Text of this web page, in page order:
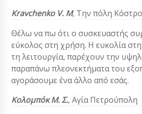
Kravchenko V. M, Την πόλη
Θέλω να πω ότι ο συσκευαστής
εύκολος στη χρήση. Η ευκολία στη
τη λειτουργία, παρέχουν την
παραπάνω πλεονεκτήματα του
αγοράσουμε ένα άλλο από εσάς.
Κολομπόκ Μ. Σ.,Αγία Πετρούπολη